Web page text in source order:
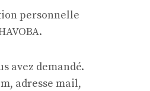
personnelle
avez demandé.
adresse mail,